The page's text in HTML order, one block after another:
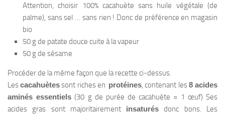
Attention, choisir 100% cacahuète sans huile végétale (de
palme), sans sel … sans rien ! Donc de préférence en magasin
bio
50 g de patate douce cuite à la vapeur
50 g de sésame
Procéder de la même façon que la recette ci-dessus.
Lescacahuètessont riches en protéines, contenant les8 acides
aminés essentiels (30 g de purée de cacahuète = 1 œuf) Ses
acides gras sont majoritairement insaturés donc bons. Les